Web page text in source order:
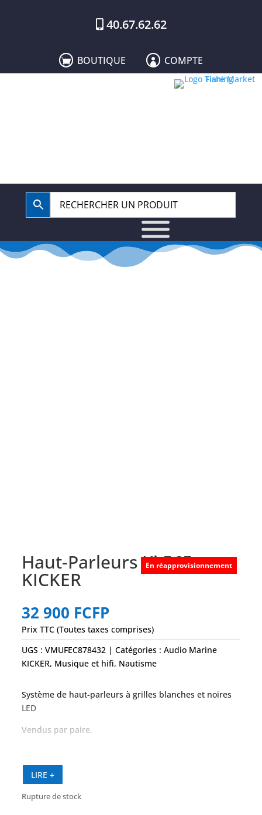
40.67.62.62
 BOUTIQUE  COMPTE
Haut-Parleurs Ki 565 –
KICKER
32 900 FCFP
En réapprovisionnement
Prix TTC (Toutes taxes comprises)
UGS :VMUFEC878432 Catégories :Audio Marine
KICKER, Musique et hifi, Nautisme
Système de haut-parleurs à grilles blanches et noires
LED
Vendus par paire.
150W
Grilles avec système LED.
Bobine acoustique de 4 ohms.
LIRE +
Rupture de stock